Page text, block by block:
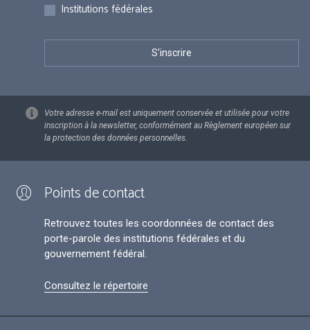
Institutions fédérales
Votre adresse e-mail est uniquement conservée et utilisée pour votre
inscription à la newsletter, conformément au Règlement européen sur
la protection des données personnelles.
Points de contact
Retrouvez toutes les coordonnées de contact des
porte-parole des institutions fédérales et du
gouvernement fédéral.
Consultez le répertoire